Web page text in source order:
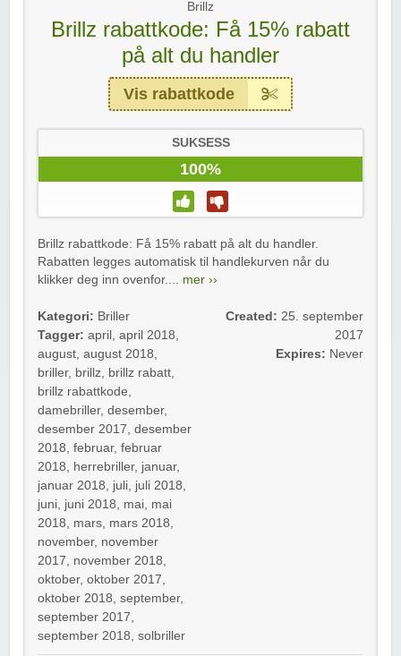
Brillz
Brillz rabattkode: Få 15% rabatt
på alt du handler
Vis rabattkode
SUKSESS
100%
Brillz rabattkode: Få 15% rabatt på alt du handler.
Rabatten legges automatisk til handlekurven når du
klikker deg inn ovenfor.... mer ››
Kategori: Briller
Tagger: april , april 2018,
august, august 2018,
briller, brillz, brillz rabatt,
brillz rabattkode,
damebriller, desember,
desember 2017, desember
2018, februar, februar
2018, herrebriller, januar,
januar 2018, juli, juli 2018,
juni, juni 2018, mai, mai
2018, mars, mars 2018,
november, november
2017, november 2018,
oktober, oktober 2017,
oktober 2018, september,
september 2017,
september 2018, solbriller
Created: 25. september
2017
Expires: Never